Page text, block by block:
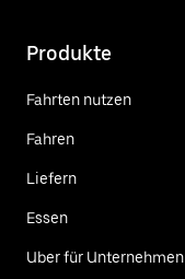
Produkte
Fahrten nutzen
Fahren
Liefern
Essen
Uber für Unternehmen